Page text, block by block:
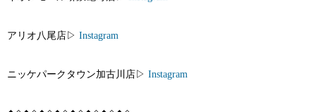
アリオ八尾店▷ Instagram
ニッケパークタウン加古川店▷ Instagram